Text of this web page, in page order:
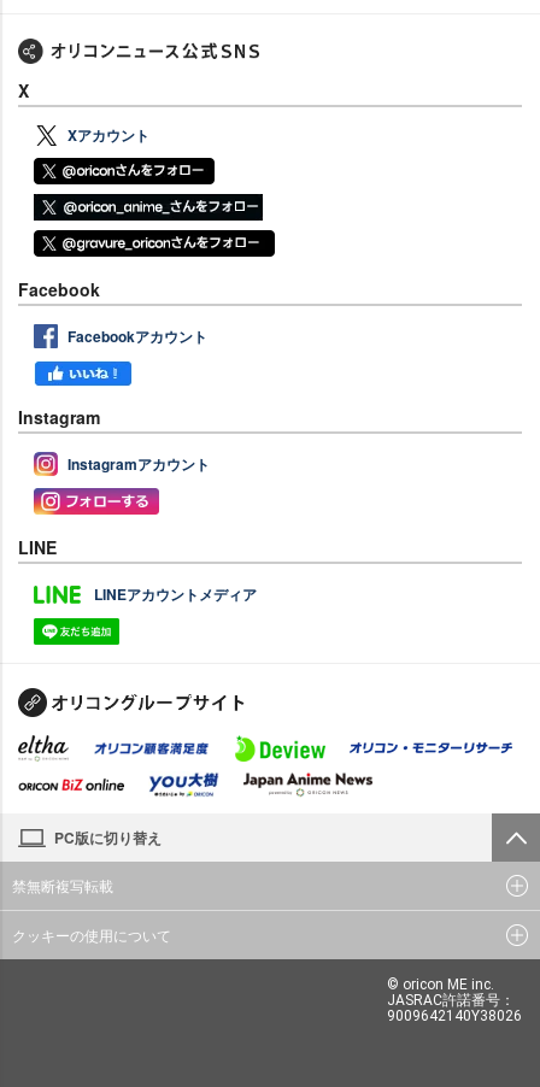
X
Xアカウント
Facebook
Facebookアカウント
Instagram
Instagramアカウント
LINE
LINEアカウントメディア
PC版に切り替え
禁無断複写転載
クッキーの使用について
© oricon ME inc.
JASRAC許諾番号：
9009642140Y38026